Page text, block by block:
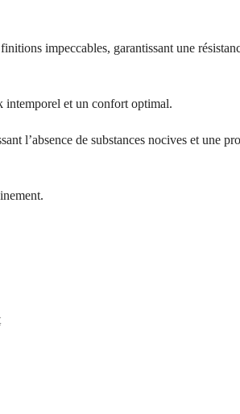
impeccables, garantissant une
intemporel et un confort optimal.
l’absence de substances nocives et une